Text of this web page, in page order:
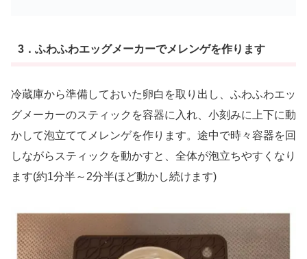
3．ふわふわエッグメーカーでメレンゲを作ります
冷蔵庫から準備しておいた卵白を取り出し、ふわふわエッ
グメーカーのスティックを容器に入れ、小刻みに上下に動
かして泡立ててメレンゲを作ります。途中で時々容器を回
しながらスティックを動かすと、全体が泡立ちやすくなり
ます(約1分半～2分半ほど動かし続けます)